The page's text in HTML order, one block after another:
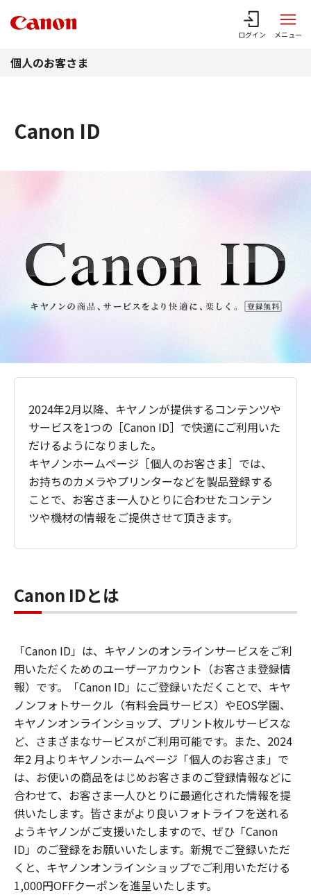
ログイン メニュー
個人のお客さま
Canon ID
2024年2月以降、キヤノンが提供するコンテンツや
サービスを1つの［Canon ID］で快適にご利用いた
だけるようになりました。
キヤノンホームページ［個人のお客さま］では、
お持ちのカメラやプリンターなどを製品登録する
ことで、お客さま一人ひとりに合わせたコンテン
ツや機材の情報をご提供させて頂きます。
Canon IDとは
「Canon ID」は、キヤノンのオンラインサービスをご利
用いただくためのユーザーアカウント（お客さま登録情
報）です。「Canon ID」にご登録いただくことで、キヤ
ノンフォトサークル（有料会員サービス）やEOS学園、
キヤノンオンラインショップ、プリント枚ルサービスな
ど、さまざまなサービスがご利用可能です。また、2024
年2 月よりキヤノンホームページ「個人のお客さま」で
は、お使いの商品をはじめお客さまのご登録情報などに
合わせて、お客さま一人ひとりに最適化された情報を提
供いたします。皆さまがより良いフォトライフを送れる
ようキヤノンがご支援いたしますので、ぜひ「Canon
ID」のご登録をお願いいたします。新規でご登録いただ
くと、キヤノンオンラインショップでご利用いただける
1,000円OFFクーポンを進呈いたします。